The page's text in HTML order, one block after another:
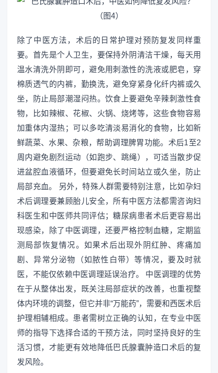
除了中医方法，术后的日常护理对预防复发同样重
要。首先是个人卫生，要保持外阴清洁干燥，每天用
温水清洗外阴即可，避免用刺激性的洗液或肥皂，穿
棉质透气的内裤，勤换洗，避免穿紧身化纤内裤或久
坐，防止局部潮湿闷热。饮食上要避免辛辣刺激性食
物，比如辣椒、花椒、火锅、烧烤等，这些食物容易
加重体内湿热；可以多吃清淡易消化的食物，比如新
鲜蔬菜、水果、杂粮，帮助调理脾胃功能。术后1至2
周内避免剧烈运动（如跑步、跳绳），可适当散步促
进盆腔血液循环，但要避免长时间站立或久坐，防止
局部充血。 另外，特殊人群需要特别注意，比如孕妇
术后调理要兼顾胎儿安全，所有中医方法都需咨询妇
科医生和中医师共同评估；糖尿病患者术后更容易出
现感染，除了中医调理，还要严格控制血糖，定期监
测局部恢复情况。如果术后出现外阴红肿、疼痛加
剧、异常分泌物（如脓性白带）等情况，要及时就
医，不能仅依赖中医调理延误治疗。 中医调理的优势
在于从整体出发，既关注局部症状的改善，也重视整
体内环境的调整，但它并非“万能药”，需要和西医术后
护理相辅相成。患者需树立正确的认知，在专业中医
师的指导下选择合适的干预方法，同时坚持良好的生
活习惯，才能更有效地降低巴氏腺囊肿造口术后的复
发风险。